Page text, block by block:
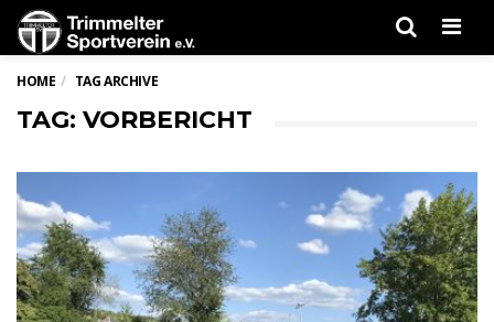
HOME TAG ARCHIVE
TAG: VORBERICHT